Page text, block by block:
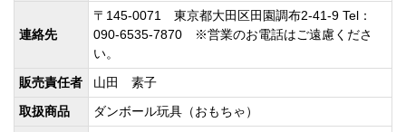
連絡先
〒145-0071 東京都大田区田園調布2-41-9 Tel：
090-6535-7870 ※営業のお電話はご遠慮くださ
い。
販売責任者
山田 素子
取扱商品
ダンボール玩具（おもちゃ）